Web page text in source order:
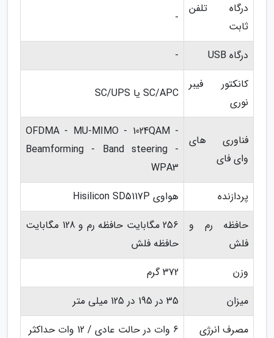
درگاه تلفن
ثابت
-
درگاه USB
-
کانکتور فیبر
نوری
SC/APC یا SC/UPS
فناوری های
وای فای
OFDMA - MU-MIMO - 1024QAM -
Beamforming - Band steering -
WPA3
پردازنده
هواوی Hisilicon SD5117P
حافظه رم و
فلش
256 مگابایت حافظه رم و 128 مگابایت
حافظه فلش
وزن
372 گرم
میزان
35 در 195 در 125 میلی متر
مصرف انرژی
6 وات در حالت عادی / 12 وات حداکثر